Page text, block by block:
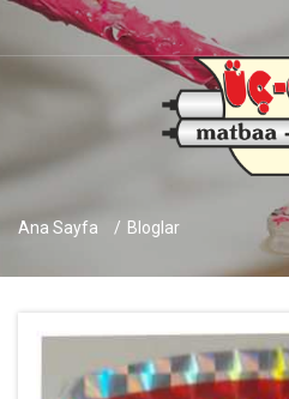
Ana Sayfa Bloglar